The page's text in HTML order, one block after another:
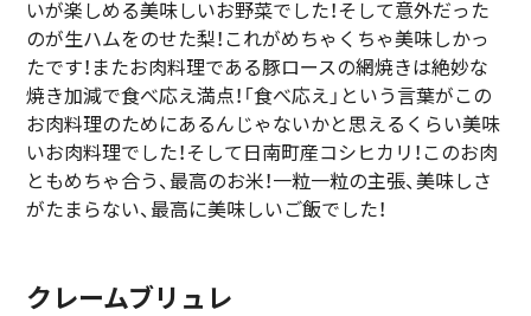
いが楽しめる美味しいお野菜でした！そして意外だった
のが生ハムをのせた梨！これがめちゃくちゃ美味しかっ
たです！またお肉料理である豚ロースの網焼きは絶妙な
焼き加減で食べ応え満点！「食べ応え」という言葉がこの
お肉料理のためにあるんじゃないかと思えるくらい美味
いお肉料理でした！そして日南町産コシヒカリ！このお肉
ともめちゃ合う、最高のお米！一粒一粒の主張、美味しさ
がたまらない、最高に美味しいご飯でした！
クレームブリュレ